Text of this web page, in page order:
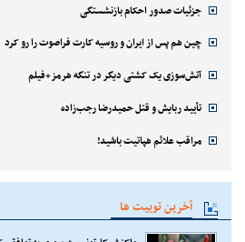
جزئیات صدور احکام بازنشستگی
چین هم پس از ایران و روسیه کارت فراصوت را رو کرد
آتش‌سوزی یک کشتی دیگر در تنگه هرمز+فیلم
تأیید ربایش و قتل حمیدرضا رجب‌زاده
مراقب علائم هپاتیت باشید!
آخرین توییت ها